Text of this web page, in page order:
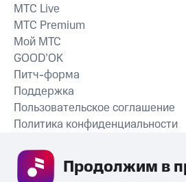
СКАЧАТЬ
MTС Live
MTС Premium
Мой МТС
GOOD’OK
Питч-форма
Поддержка
Пользовательское соглашение
Политика конфиденциальности